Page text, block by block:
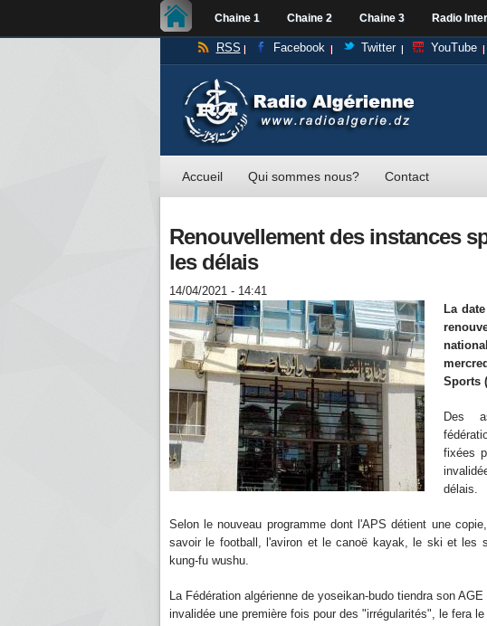
Chaine 1 Chaine 2 Chaine 3 Radio
RSS Facebook Twitter YouTube
Accueil Qui sommes nous? Contact
Renouvellement des instances
les délais
14/04/2021 - 14:41
La
Sports
Des
fixées
délais.
Selon le nouveau programme dont l'APS détient une
savoir le football, l'aviron et le canoë kayak, le ski et les
kung-fu wushu.
La Fédération algérienne de yoseikan-budo tiendra son
invalidée une première fois pour des "irrégularités", le fera